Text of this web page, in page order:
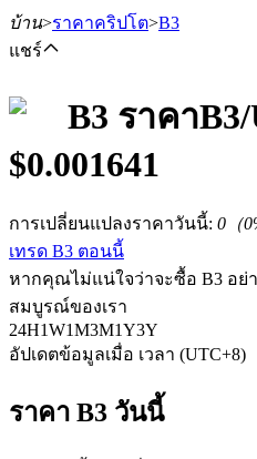
ฟิวเจอร์ส
ฟิวเจอร์ส USDT
บ้าน>ราคาคริปโต>B3
แชร์
B3 ราคาB3/
$0.001641
การเปลี่ยนแปลงราคาวันนี้: 0 （0
เทรด B3 ตอนนี้
หากคุณไม่แน่ใจว่าจะซื้อ B3 อย่
สมบูรณ์ของเรา
24H1W1M3M1Y3Y
อัปเดตข้อมูลเมื่อ เวลา (UTC+8)
ราคา B3 วันนี้